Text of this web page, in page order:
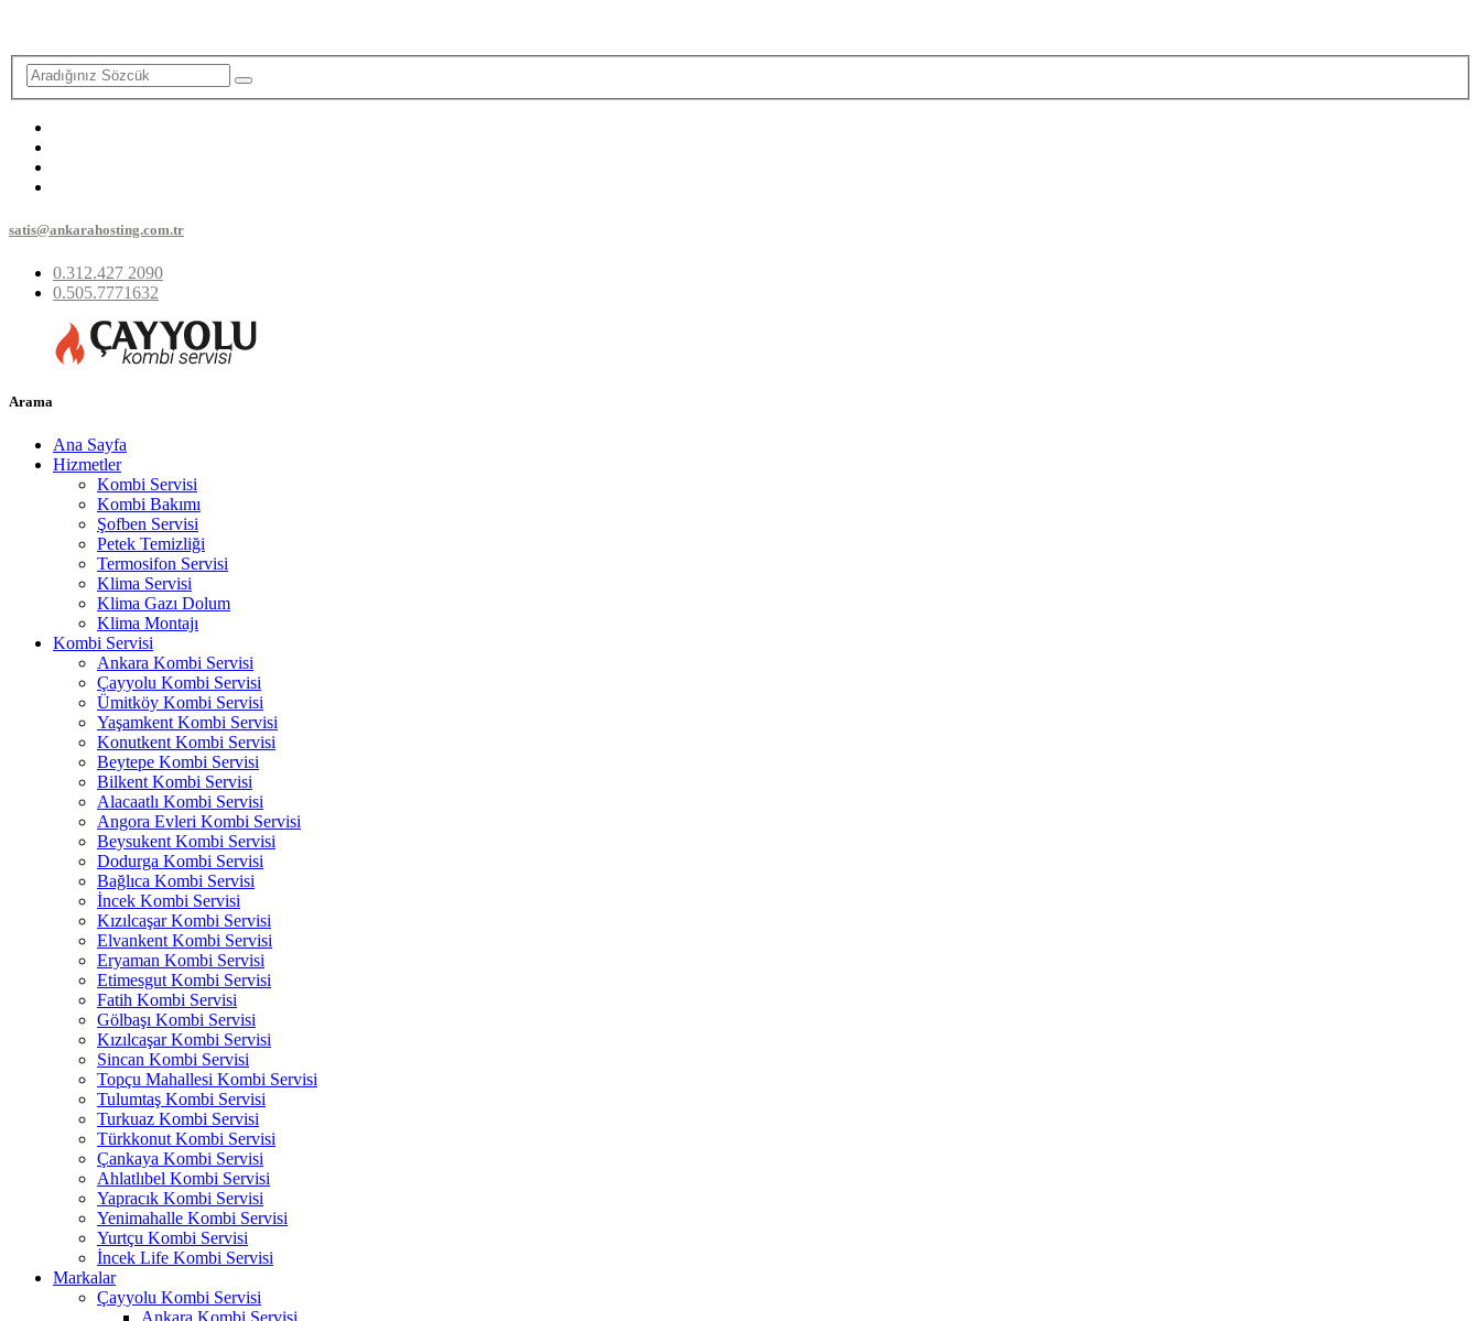
satis@ankarahosting.com.tr
0.312.427 2090
0.505.7771632
Arama
Ana Sayfa
Hizmetler
Kombi Servisi
Kombi Bakımı
Şofben Servisi
Petek Temizliği
Termosifon Servisi
Klima Servisi
Klima Gazı Dolum
Klima Montajı
Kombi Servisi
Ankara Kombi Servisi
Çayyolu Kombi Servisi
Ümitköy Kombi Servisi
Yaşamkent Kombi Servisi
Konutkent Kombi Servisi
Beytepe Kombi Servisi
Bilkent Kombi Servisi
Alacaatlı Kombi Servisi
Angora Evleri Kombi Servisi
Beysukent Kombi Servisi
Dodurga Kombi Servisi
Bağlıca Kombi Servisi
İncek Kombi Servisi
Kızılcaşar Kombi Servisi
Elvankent Kombi Servisi
Eryaman Kombi Servisi
Etimesgut Kombi Servisi
Fatih Kombi Servisi
Gölbaşı Kombi Servisi
Kızılcaşar Kombi Servisi
Sincan Kombi Servisi
Topçu Mahallesi Kombi Servisi
Tulumtaş Kombi Servisi
Turkuaz Kombi Servisi
Türkkonut Kombi Servisi
Çankaya Kombi Servisi
Ahlatlıbel Kombi Servisi
Yapracık Kombi Servisi
Yenimahalle Kombi Servisi
Yurtçu Kombi Servisi
İncek Life Kombi Servisi
Markalar
Çayyolu Kombi Servisi